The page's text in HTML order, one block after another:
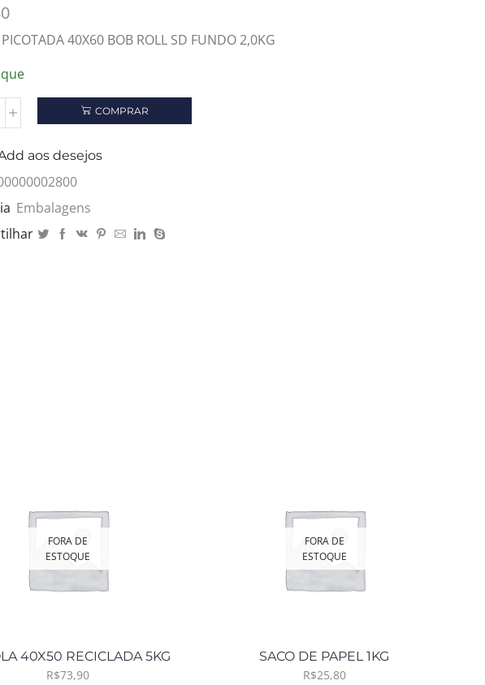
40X60 BOB ROLL SD FUNDO 2,0KG
COMPRAR
aos desejos
Embalagens
FORA DE
ESTOQUE
40X50 RECICLADA 5KG
R$73,90
FORA DE
ESTOQUE
SACO DE PAPEL 1KG
R$25,80